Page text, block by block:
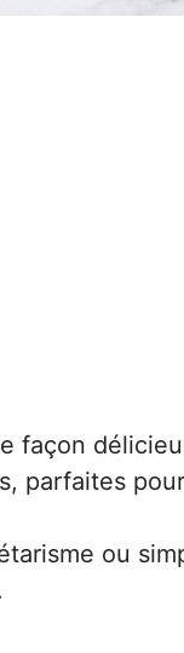
façon
parfaites
ou